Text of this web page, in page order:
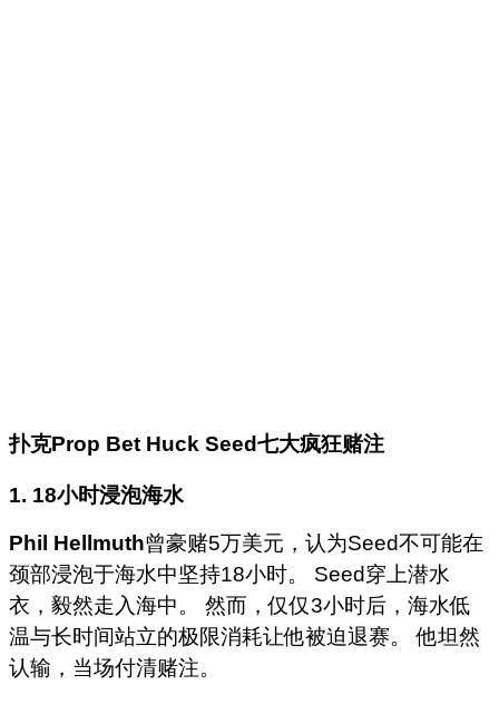
扑克Prop Bet Huck Seed七大疯狂赌注
1. 18小时浸泡海水
Phil Hellmuth曾豪赌5万美元，认为Seed不可能在
颈部浸泡于海水中坚持18小时。 Seed穿上潜水
衣，毅然走入海中。 然而，仅仅3小时后，海水低
温与长时间站立的极限消耗让他被迫退赛。 他坦然
认输，当场付清赌注。